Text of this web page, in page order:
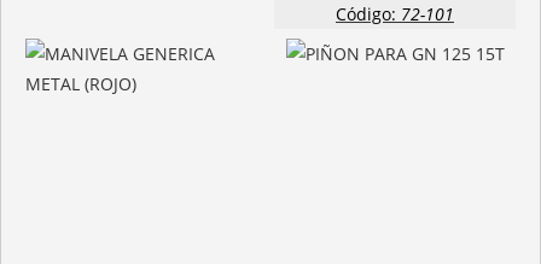
Código: 72-101